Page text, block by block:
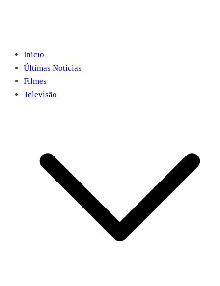
Início
Últimas Notícias
Filmes
Televisão